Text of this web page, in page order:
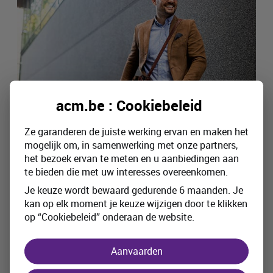
Heb je eenBA-verzekering nodig
voor een elektrische fiets of speed
pedelec?
ontspannend fietstochtje met je elektrische
fiets? Of is je speed pedelec jouw ideale
acm.be : Cookiebeleid
Ze garanderen de juiste werking ervan en maken het
mogelijk om, in samenwerking met onze partners,
het bezoek ervan te meten en u aanbiedingen aan
te bieden die met uw interesses overeenkomen.
Je keuze wordt bewaard gedurende 6 maanden. Je
kan op elk moment je keuze wijzigen door te klikken
op “Cookiebeleid” onderaan de website.
Aanvaarden